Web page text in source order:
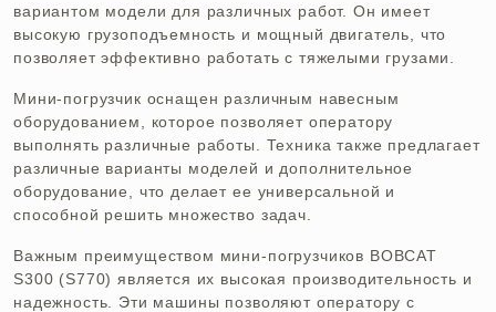
вариантом модели для различных работ. Он имеет
высокую грузоподъемность и мощный двигатель, что
позволяет эффективно работать с тяжелыми грузами.
Мини-погрузчик оснащен различным навесным
оборудованием, которое позволяет оператору
выполнять различные работы. Техника также предлагает
различные варианты моделей и дополнительное
оборудование, что делает ее универсальной и
способной решить множество задач.
Важным преимуществом мини-погрузчиков BOBCAT
S300 (S770) является их высокая производительность и
надежность. Эти машины позволяют оператору с